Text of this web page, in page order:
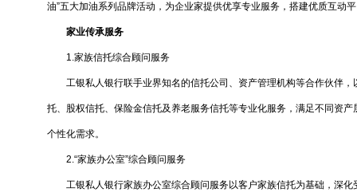
油”五大加油系列品牌活动，为企业家提供优享专业服务，搭建优质互动
家业传承服务
1.家族信托综合顾问服务
工银私人银行联手业界知名的信托公司、资产管理机构等合作伙伴，
托、股权信托、保险金信托及养老服务信托等专业化服务，满足不同资
个性化需求。
2.“家族办公室”综合顾问服务
工银私人银行家族办公室综合顾问服务以客户家族信托为基础，深化